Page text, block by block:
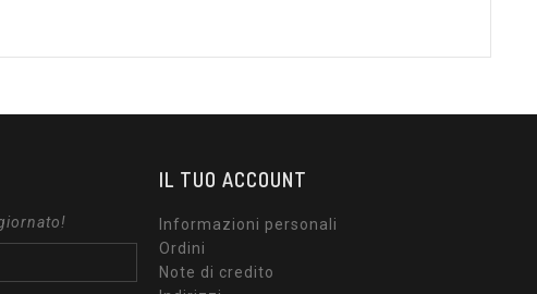
IL TUO ACCOUNT
Informazioni personali
Ordini
Note di credito